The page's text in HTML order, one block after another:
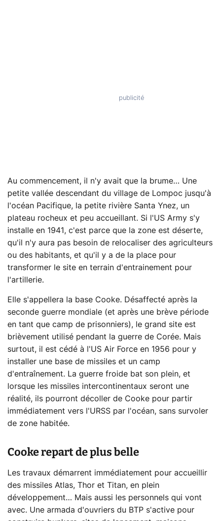
Au commencement, il n'y avait que la brume… Une
petite vallée descendant du village de Lompoc jusqu'à
l'océan Pacifique, la petite rivière Santa Ynez, un
plateau rocheux et peu accueillant. Si l'US Army s'y
installe en 1941, c'est parce que la zone est déserte,
qu'il n'y aura pas besoin de relocaliser des agriculteurs
ou des habitants, et qu'il y a de la place pour
transformer le site en terrain d'entrainement pour
l'artillerie.
Elle s'appellera la base Cooke. Désaffecté après la
seconde guerre mondiale (et après une brève période
en tant que camp de prisonniers), le grand site est
brièvement utilisé pendant la guerre de Corée. Mais
surtout, il est cédé à l'US Air Force en 1956 pour y
installer une base de missiles et un camp
d'entraînement. La guerre froide bat son plein, et
lorsque les missiles intercontinentaux seront une
réalité, ils pourront décoller de Cooke pour partir
immédiatement vers l'URSS par l'océan, sans survoler
de zone habitée.
Cooke repart de plus belle
Les travaux démarrent immédiatement pour accueillir
des missiles Atlas, Thor et Titan, en plein
développement… Mais aussi les personnels qui vont
avec. Une armada d'ouvriers du BTP s'active pour